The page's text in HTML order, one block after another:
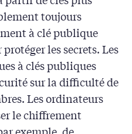
toujours
à clé publique
les secrets. Les
à clés publiques
sur la difficulté de
Les ordinateurs
le chiffrement